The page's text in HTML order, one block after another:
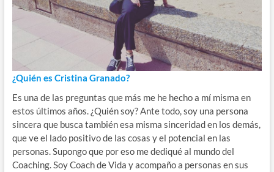
¿Quién es Cristina Granado?
Es una de las preguntas que más me he hecho a mí misma en
estos últimos años. ¿Quién soy? Ante todo, soy una persona
sincera que busca también esa misma sinceridad en los demás,
que ve el lado positivo de las cosas y el potencial en las
personas. Supongo que por eso me dediqué al mundo del
Coaching. Soy Coach de Vida y acompaño a personas en sus